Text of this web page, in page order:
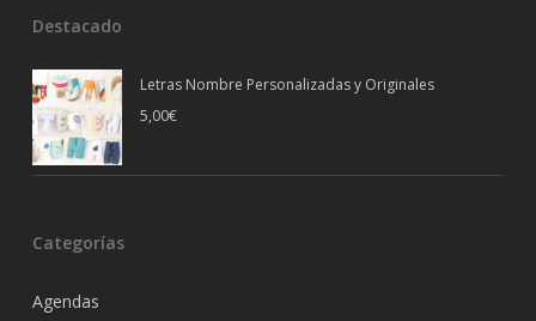
Destacado
Letras Nombre Personalizadas y Originales
5,00€
Categorías
Agendas